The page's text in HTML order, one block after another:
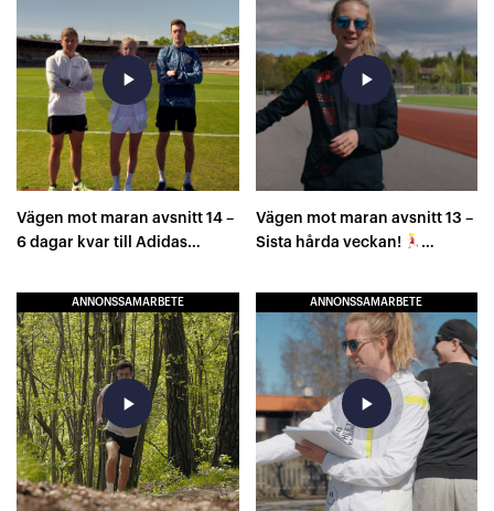
play_arrow
Vägen mot maran avsnitt 14 –
6 dagar kvar till Adidas
play_arrow
Vägen mot maran avsnitt 13 –
Sista hårda veckan!
ANNONSSAMARBETE
play_arrow
ANNONSSAMARBETE
play_arrow